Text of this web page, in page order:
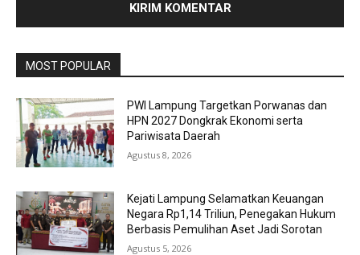
MOST POPULAR
PWI Lampung Targetkan Porwanas dan
HPN 2027 Dongkrak Ekonomi serta
Pariwisata Daerah
Agustus 8, 2026
Kejati Lampung Selamatkan Keuangan
Negara Rp1,14 Triliun, Penegakan Hukum
Berbasis Pemulihan Aset Jadi Sorotan
Agustus 5, 2026